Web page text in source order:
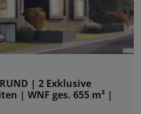
| 2 Exklusive
| WNF ges. 655 m² |